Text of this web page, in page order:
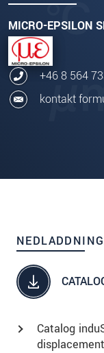
MICRO-EPSILON
+46 8 564
kontakt
Catalog